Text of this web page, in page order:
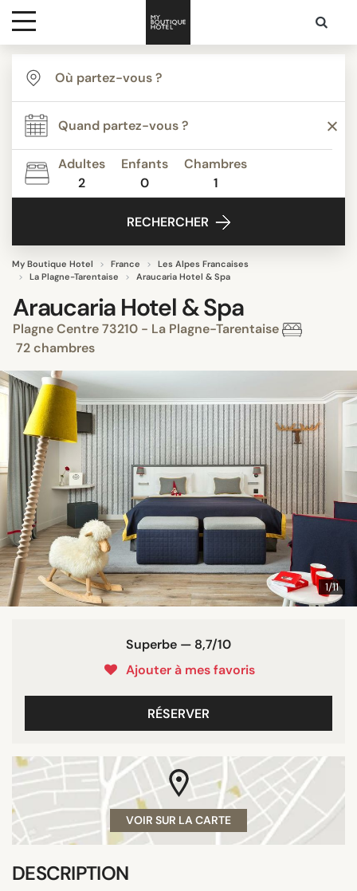
Destinations
Inspiration
Media
Adultes
2
Enfants
0
Chambres
1
RECHERCHER
My Boutique Hotel France
Les Alpes Francaises
La Plagne-Tarentaise
Araucaria Hotel & Spa
Araucaria Hotel & Spa
Plagne Centre 73210 - La Plagne-Tarentaise
72 chambres
1/11
Superbe — 8,7/10
Ajouter à mes favoris
RÉSERVER
VOIR SUR LA CARTE
DESCRIPTION